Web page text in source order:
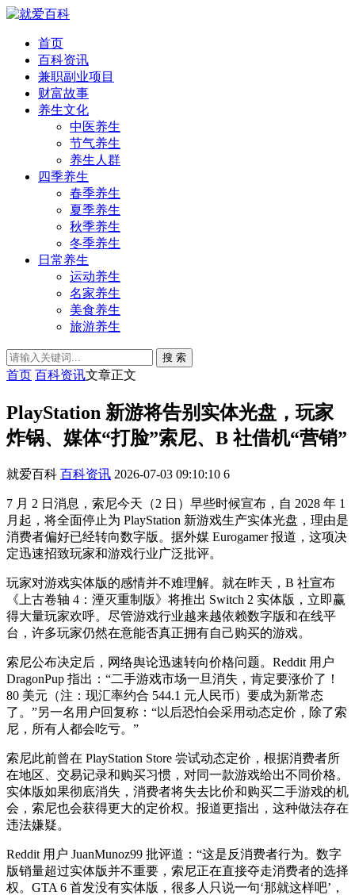
首页
百科资讯
兼职副业项目
财富故事
养生文化
中医养生
节气养生
养生人群
四季养生
春季养生
夏季养生
秋季养生
冬季养生
日常养生
运动养生
名家养生
美食养生
旅游养生
搜 索
首页 百科资讯文章正文
PlayStation 新游将告别实体光盘，玩家
炸锅、媒体“打脸”索尼、B 社借机“营销”
就爱百科 百科资讯 2026-07-03 09:10:10 6
7 月 2 日消息，索尼今天（2 日）早些时候宣布，自 2028 年 1
月起，将全面停止为 PlayStation 新游戏生产实体光盘，理由是
消费者偏好已经转向数字版。据外媒 Eurogamer 报道，这项决
定迅速招致玩家和游戏行业广泛批评。
玩家对游戏实体版的感情并不难理解。就在昨天，B 社宣布
《上古卷轴 4：湮灭重制版》将推出 Switch 2 实体版，立即赢
得大量玩家欢呼。尽管游戏行业越来越依赖数字版和在线平
台，许多玩家仍然在意能否真正拥有自己购买的游戏。
索尼公布决定后，网络舆论迅速转向价格问题。Reddit 用户
DragonPup 指出：“二手游戏市场一旦消失，肯定要涨价了！
80 美元（注：现汇率约合 544.1 元人民币）要成为新常态
了。”另一名用户回复称：“以后恐怕会采用动态定价，除了索
尼，所有人都会吃亏。”
索尼此前曾在 PlayStation Store 尝试动态定价，根据消费者所
在地区、交易记录和购买习惯，对同一款游戏给出不同价格。
实体版如果彻底消失，消费者将失去比价和购买二手游戏的机
会，索尼也会获得更大的定价权。报道更指出，这种做法存在
违法嫌疑。
Reddit 用户 JuanMunoz99 批评道：“这是反消费者行为。数字
版销量超过实体版并不重要，索尼正在直接夺走消费者的选择
权。GTA 6 首发没有实体版，很多人只说一句‘那就这样吧’，